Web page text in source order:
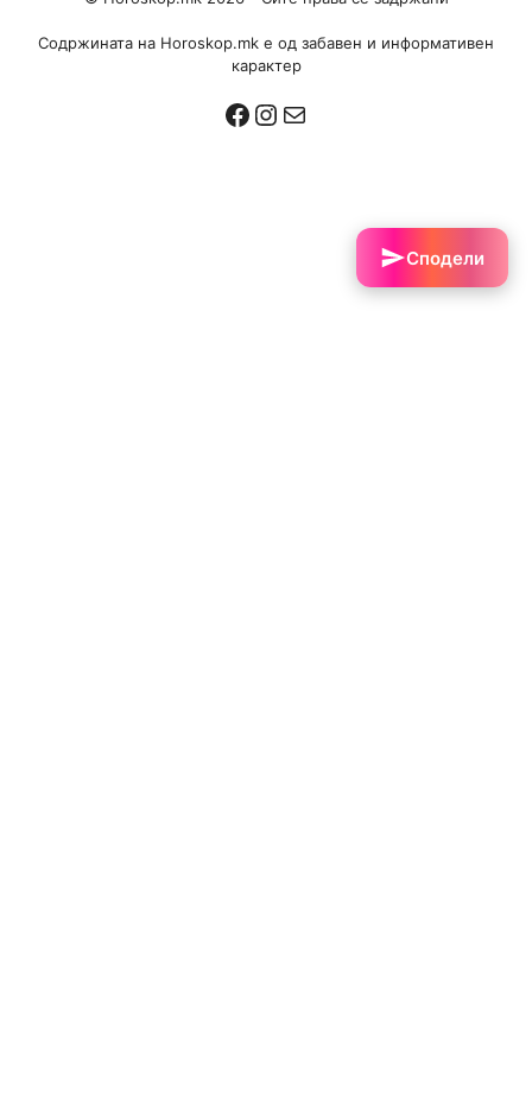
Содржината на Horoskop.mk е од забавен и информативен
карактер
Facebook
Instagram
Mail
Сподели